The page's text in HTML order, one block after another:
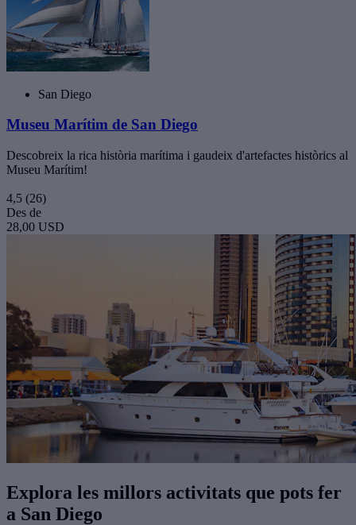
San Diego
Museu Marítim de San Diego
Descobreix la rica història marítima i gaudeix d'artefactes històrics al
Museu Marítim!
4,5 (26)
Des de
28,00 USD
Explora les millors activitats que pots fer
a San Diego